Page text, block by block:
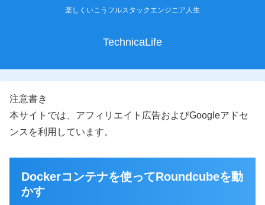
楽しくいこうフルスタックエンジニア人生
TechnicaLife
注意書き
本サイトでは、アフィリエイト広告およびGoogleアドセ
ンスを利用しています。
Dockerコンテナを使ってRoundcubeを動
かす